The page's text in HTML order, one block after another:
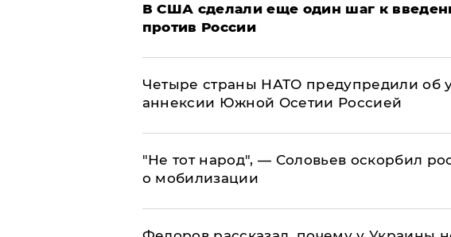
В США сделали еще один шаг к
против России
Четыре страны НАТО предупредили об
аннексии Южной Осетии Россией
​"Не тот народ", — Соловьев оскорбил
о мобилизации